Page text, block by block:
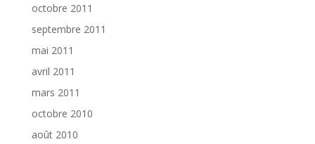
octobre 2011
septembre 2011
mai 2011
avril 2011
mars 2011
octobre 2010
août 2010